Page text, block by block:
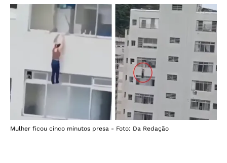
Mulher ficou cinco minutos presa - Foto: Da Redação